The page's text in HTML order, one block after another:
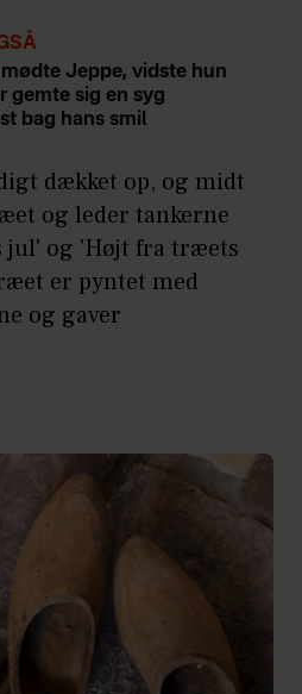
Jeppe, vidste hun
gemte sig en syg
bag hans smil
dækket op, og midt
og leder tankerne
jul' og 'Højt fra træets
er pyntet med
og gaver